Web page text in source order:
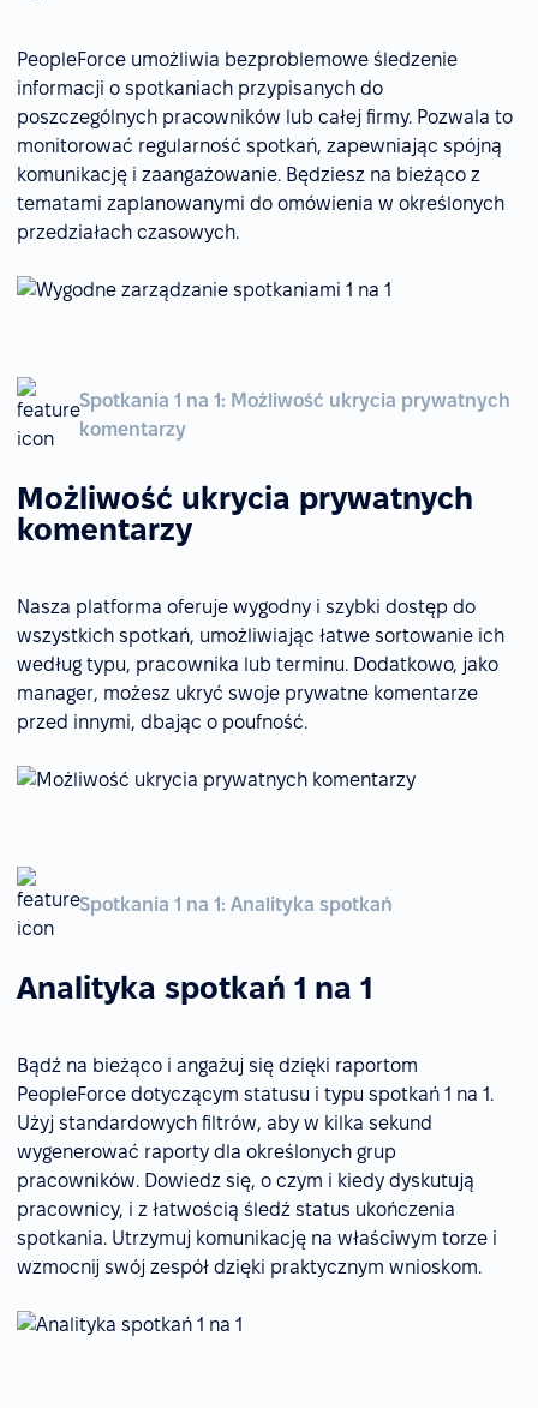
PeopleForce umożliwia bezproblemowe śledzenie
informacji o spotkaniach przypisanych do
poszczególnych pracowników lub całej firmy. Pozwala to
monitorować regularność spotkań, zapewniając spójną
komunikację i zaangażowanie. Będziesz na bieżąco z
tematami zaplanowanymi do omówienia w określonych
przedziałach czasowych.
Spotkania 1 na 1: Możliwość ukrycia prywatnych
komentarzy
Możliwość ukrycia prywatnych
komentarzy
Nasza platforma oferuje wygodny i szybki dostęp do
wszystkich spotkań, umożliwiając łatwe sortowanie ich
według typu, pracownika lub terminu. Dodatkowo, jako
manager, możesz ukryć swoje prywatne komentarze
przed innymi, dbając o poufność.
Spotkania 1 na 1: Analityka spotkań
Analityka spotkań 1 na 1
Bądź na bieżąco i angażuj się dzięki raportom
PeopleForce dotyczącym statusu i typu spotkań 1 na 1.
Użyj standardowych filtrów, aby w kilka sekund
wygenerować raporty dla określonych grup
pracowników. Dowiedz się, o czym i kiedy dyskutują
pracownicy, i z łatwością śledź status ukończenia
spotkania. Utrzymuj komunikację na właściwym torze i
wzmocnij swój zespół dzięki praktycznym wnioskom.